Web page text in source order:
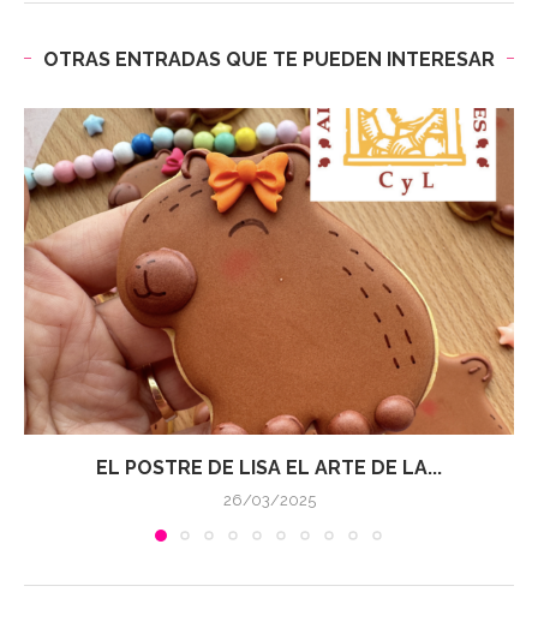
OTRAS ENTRADAS QUE TE PUEDEN INTERESAR
EL POSTRE DE LISA EL ARTE DE LA...
26/03/2025